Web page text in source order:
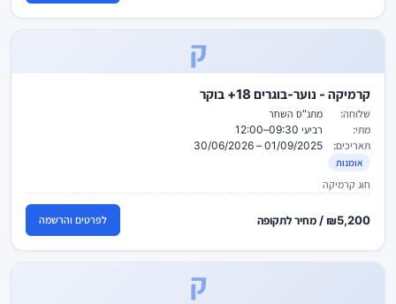
ק
קרמיקה - נוער-בוגרים 18+ בוקר
שלוחה:
מתנ"ס השחר
מתי:
רביעי 09:30–12:00
תאריכים:
01/09/2025 – 30/06/2026
אומנות
חוג קרמיקה
₪5,200 / מחיר לתקופה לפרטים והרשמה
ק